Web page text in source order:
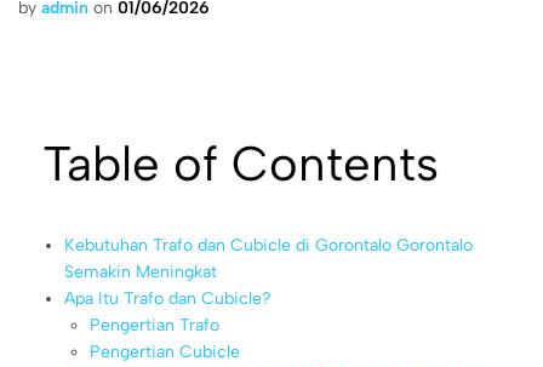
by admin on 01/06/2026
Table of Contents
Kebutuhan Trafo dan Cubicle di Gorontalo Gorontalo
Semakin Meningkat
Apa Itu Trafo dan Cubicle?
Pengertian Trafo
Pengertian Cubicle